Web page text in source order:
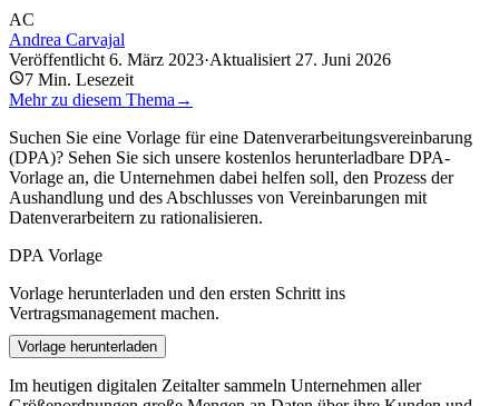
AC
Andrea Carvajal
Veröffentlicht 6. März 2023·Aktualisiert 27. Juni 2026
7 Min. Lesezeit
Mehr zu diesem Thema →
Suchen Sie eine Vorlage für eine Datenverarbeitungsvereinbarung
(DPA)? Sehen Sie sich unsere kostenlos herunterladbare DPA-
Vorlage an, die Unternehmen dabei helfen soll, den Prozess der
Aushandlung und des Abschlusses von Vereinbarungen mit
Datenverarbeitern zu rationalisieren.
DPA Vorlage
Vorlage herunterladen und den ersten Schritt ins
Vertragsmanagement machen.
Vorlage herunterladen
Im heutigen digitalen Zeitalter sammeln Unternehmen aller